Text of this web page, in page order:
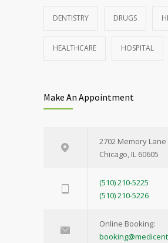
DENTISTRY DRUGS
HEALTHCARE HOSPITAL
Make An Appointment
2702 Memory Lane
Chicago, IL 60605
(510) 210-5225
(510) 210-5226
Online Booking: